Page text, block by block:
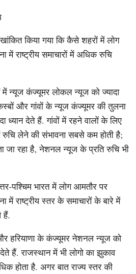
किया गया कि कैसे शहरों में लोग
में राष्ट्रीय समाचारों में अधिक रुचि
में न्यूज कंज्यूमर लोकल न्यूज को ज्यादा
और गांवों के न्यूज कंज्यूमर की तुलना
ध्यान देते हैं. गांवों में रहने वालों के लिए
रुचि लेने की संभावना सबसे कम होती है;
रहा है, नेशनल न्यूज के प्रति रुचि भी
पश्चिम भारत में लोग आमतौर पर
में राष्ट्रीय स्तर के समाचारों के बारे में
हैं.
और हरियाणा के कंज्यूमर नेशनल न्यूज को
हैं. राजस्थान में भी लोगो का झुकाव
होता है. अगर बात राज्य स्तर की